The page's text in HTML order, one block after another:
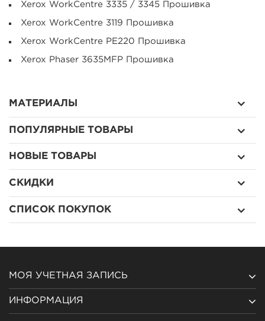
Xerox WorkCentre 3335 / 3345 Прошивка
Xerox WorkCentre 3119 Прошивка
Xerox WorkCentre PE220 Прошивка
Xerox Phaser 3635MFP Прошивка
МАТЕРИАЛЫ
ПОПУЛЯРНЫЕ ТОВАРЫ
НОВЫЕ ТОВАРЫ
СКИДКИ
СПИСОК ПОКУПОК
МОЯ УЧЕТНАЯ ЗАПИСЬ
ИНФОРМАЦИЯ